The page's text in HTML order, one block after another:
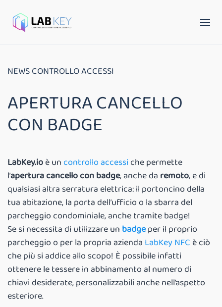
NEWS CONTROLLO ACCESSI
APERTURA CANCELLO
CON BADGE
LabKey.ioè un controllo accessi che permette
l’apertura cancello con badge, anche da remoto, e di
qualsiasi altra serratura elettrica: il portoncino della
tua abitazione, la porta dell’ufficio o la sbarra del
parcheggio condominiale, anche tramite badge!
Se si necessita di utilizzare un badgeper il proprio
parcheggio o per la propria azienda LabKey NFC è ciò
che più si addice allo scopo! È possibile infatti
ottenere le tessere in abbinamento al numero di
chiavi desiderate, personalizzabili anche nell’aspetto
esteriore.